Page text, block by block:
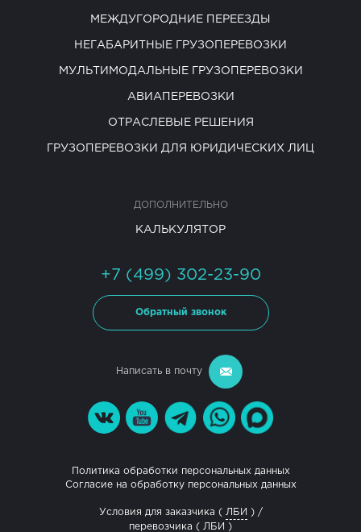
МЕЖДУГОРОДНИЕ ПЕРЕЕЗДЫ
НЕГАБАРИТНЫЕ ГРУЗОПЕРЕВОЗКИ
МУЛЬТИМОДАЛЬНЫЕ ГРУЗОПЕРЕВОЗКИ
АВИАПЕРЕВОЗКИ
ОТРАСЛЕВЫЕ РЕШЕНИЯ
ГРУЗОПЕРЕВОЗКИ ДЛЯ ЮРИДИЧЕСКИХ ЛИЦ
ДОПОЛНИТЕЛЬНО
КАЛЬКУЛЯТОР
+7 (499) 302-23-90
Обратный звонок
Написать в почту
Политика обработки персональных данных
Согласие на обработку персональных данных
Условия для заказчика ( ЛБИ
) /
перевозчика ( ЛБИ )